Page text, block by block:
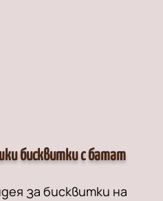
бисквитки с батат
за бисквитки на